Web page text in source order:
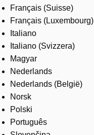
Français (Suisse)
Français (Luxembourg)
Italiano
Italiano (Svizzera)
Magyar
Nederlands
Nederlands (België)
Norsk
Polski
Português